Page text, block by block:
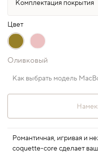
Цвет
Оливковый
Как выбрать модель
Романтичная, игривая и
coquette-core сделает